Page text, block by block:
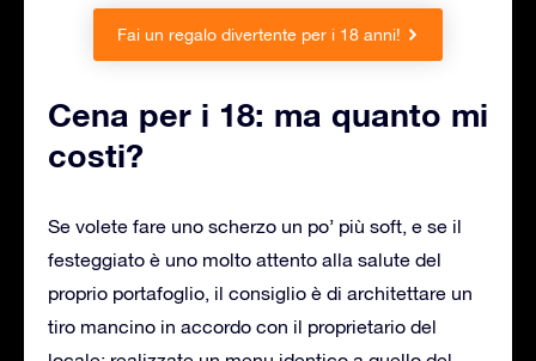
Fai un regalo divertente per i 18 anni!
Cena per i 18: ma quanto mi
costi?
Se volete fare uno scherzo un po’ più soft, e se il
festeggiato è uno molto attento alla salute del
proprio portafoglio, il consiglio è di architettare un
tiro mancino in accordo con il proprietario del